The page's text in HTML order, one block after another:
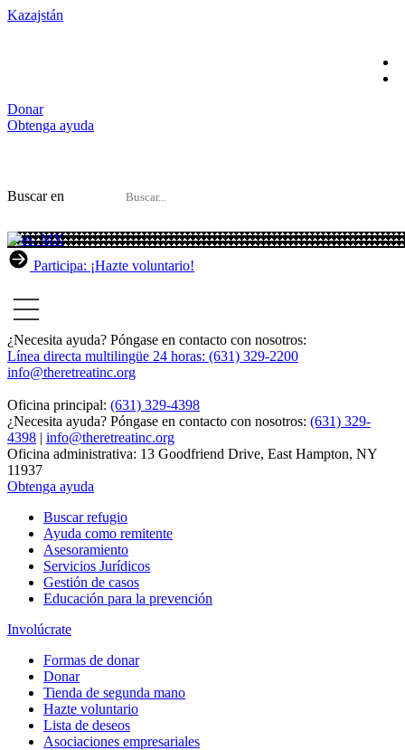
Kazajstán
Donar
Obtenga ayuda
Buscar en
Participa: ¡Hazte voluntario!
¿Necesita ayuda? Póngase en contacto con nosotros:
Línea directa multilingüe 24 horas: (631) 329-2200
info@theretreatinc.org
Oficina principal: (631) 329-4398
¿Necesita ayuda? Póngase en contacto con nosotros: (631) 329-
4398 | info@theretreatinc.org
Oficina administrativa: 13 Goodfriend Drive, East Hampton, NY
11937
Obtenga ayuda
Buscar refugio
Ayuda como remitente
Asesoramiento
Servicios Jurídicos
Gestión de casos
Educación para la prevención
Involúcrate
Formas de donar
Donar
Tienda de segunda mano
Hazte voluntario
Lista de deseos
Asociaciones empresariales